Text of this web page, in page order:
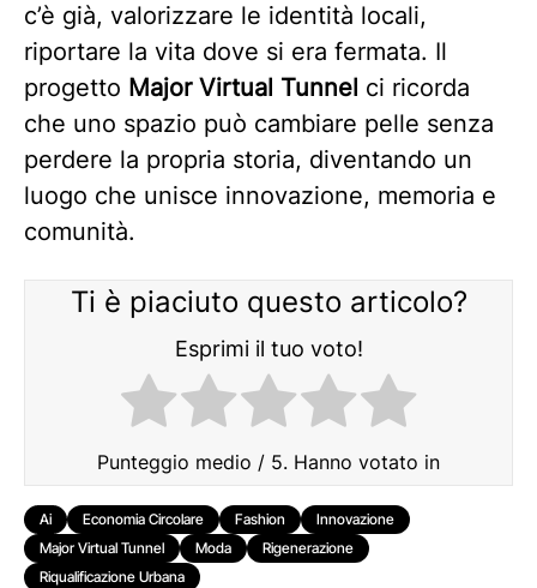
c’è già, valorizzare le identità locali,
riportare la vita dove si era fermata. Il
progetto Major Virtual Tunnel ci ricorda
che uno spazio può cambiare pelle senza
perdere la propria storia, diventando un
luogo che unisce innovazione, memoria e
comunità.
Ti è piaciuto questo articolo?
Esprimi il tuo voto!
Punteggio medio / 5. Hanno votato in
Ai Economia Circolare Fashion
Innovazione
Major Virtual Tunnel
Moda
Rigenerazione
Riqualificazione Urbana